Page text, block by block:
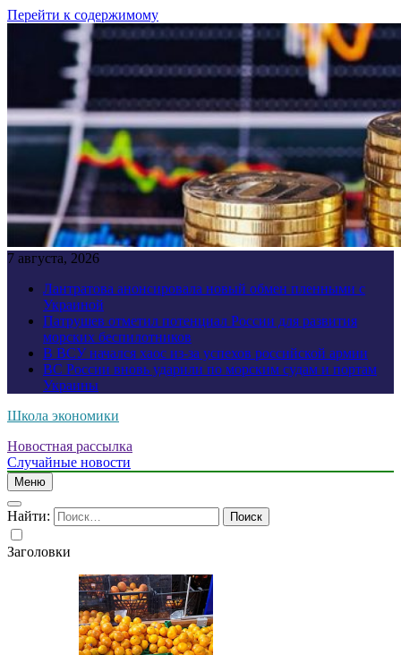
Перейти к содержимому
7 августа, 2026
Лантратова анонсировала новый обмен пленными с
Украиной
Патрушев отметил потенциал России для развития
морских беспилотников
В ВСУ начался хаос из-за успехов российской армии
ВС России вновь ударили по морским судам и портам
Украины
Школа экономики
Новостная рассылка
Случайные новости
Меню
Найти:
Заголовки